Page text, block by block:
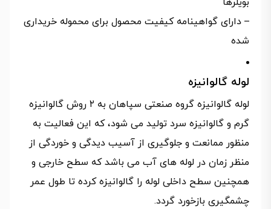
– دارای گواهینامه کیفیت محصول برای محموله خریداری
شده
لوله گالوانیزه
لوله گالوانیزه گروه صنعتی سپاهان به ۲ روش گالوانیزه
گرم و گالوانیزه سرد تولید می شود، که این فعالیت به
منظور ممانعت و جلوگیری از آسیب دیدگی و خوردگی از
منظر زمان در لوله های آب می باشد که سطح خارجی و
همچنین سطح داخلی لوله را گالوانیزه کرده تا طول عمر
چشمگیری بازخورد گردد.